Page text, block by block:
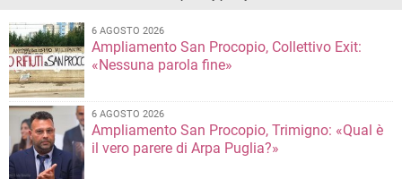
6 AGOSTO 2026
Ampliamento San Procopio, Collettivo Exit:
«Nessuna parola fine»
6 AGOSTO 2026
Ampliamento San Procopio, Trimigno: «Qual è
il vero parere di Arpa Puglia?»